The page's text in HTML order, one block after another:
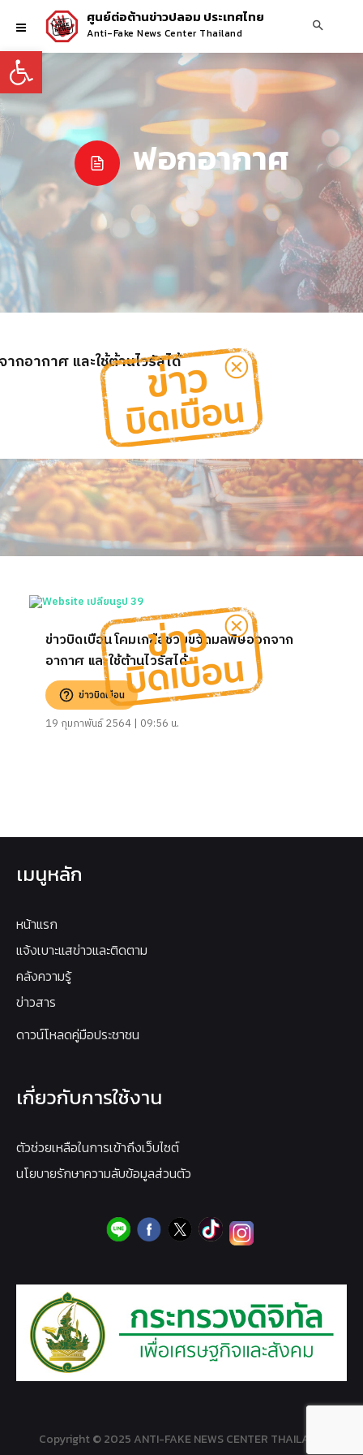
Open toolbar
ศูนย์ต่อต้านข่าวปลอม ประเทศไทย
Anti-Fake News Center Thailand
ฟอกอากาศ
กอากาศ และใช้ต้านไวรัสได้
ข่าวบิดเบือน โคมเกลือช่วยขจัดมลพิษออกจาก
อากาศ และใช้ต้านไวรัสได้
ข่าวบิดเบือน
19 กุมภาพันธ์ 2564 | 09:56 น.
เมนูหลัก
หน้าแรก
แจ้งเบาะแสข่าวและติดตาม
คลังความรู้
ข่าวสาร
ดาวน์โหลดคู่มือประชาชน
เกี่ยวกับการใช้งาน
ตัวช่วยเหลือในการเข้าถึงเว็บไซต์
นโยบายรักษาความลับข้อมูลส่วนตัว
Copyright © 2025 ANTI-FAKE NEWS CENTER THAILAND